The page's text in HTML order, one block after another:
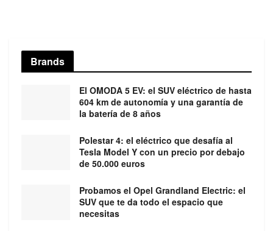
Brands
El OMODA 5 EV: el SUV eléctrico de hasta
604 km de autonomía y una garantía de
la batería de 8 años
Polestar 4: el eléctrico que desafía al
Tesla Model Y con un precio por debajo
de 50.000 euros
Probamos el Opel Grandland Electric: el
SUV que te da todo el espacio que
necesitas